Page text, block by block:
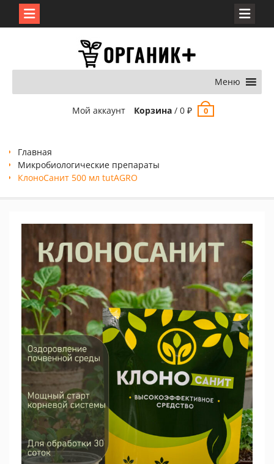
Меню
Мой аккаунт Корзина/ 0 ₽ 0
Главная
Микробиологические препараты
КлоноCанит 500 мл tutAGRO